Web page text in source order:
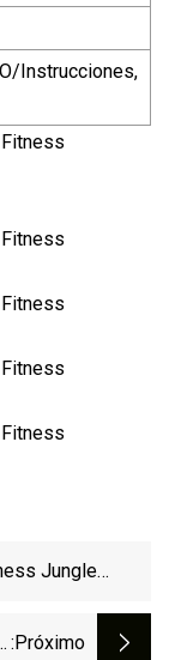
Instrucciones,
Jungle
:próximo